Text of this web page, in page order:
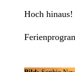
Hoch hinaus!